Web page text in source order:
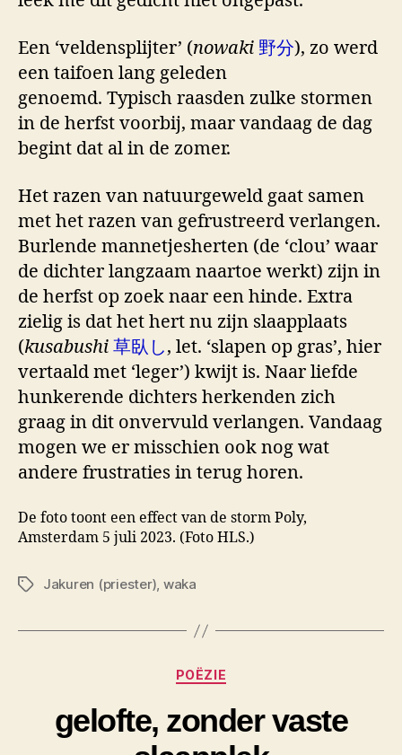
Een ‘veldensplijter’ (nowaki 野分), zo werd
een taifoen lang geleden
genoemd. Typisch raasden zulke stormen
in de herfst voorbij, maar vandaag de dag
begint dat al in de zomer.
Het razen van natuurgeweld gaat samen
met het razen van gefrustreerd verlangen.
Burlende mannetjesherten (de ‘clou’ waar
de dichter langzaam naartoe werkt) zijn in
de herfst op zoek naar een hinde. Extra
zielig is dat het hert nu zijn slaapplaats
(kusabushi 草臥し, let. ‘slapen op gras’, hier
vertaald met ‘leger’) kwijt is. Naar liefde
hunkerende dichters herkenden zich
graag in dit onvervuld verlangen. Vandaag
mogen we er misschien ook nog wat
andere frustraties in terug horen.
De foto toont een effect van de storm Poly,
Amsterdam 5 juli 2023. (Foto HLS.)
TagsJakuren (priester), waka
Categorieën
POËZIE
gelofte, zonder vaste